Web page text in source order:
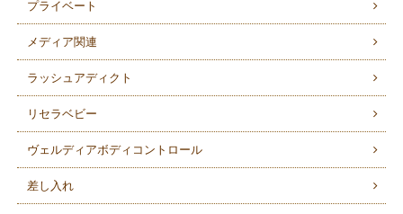
プライベート
メディア関連
ラッシュアディクト
リセラベビー
ヴェルディアボディコントロール
差し入れ